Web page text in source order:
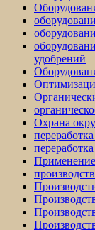
удобрений
Охрана